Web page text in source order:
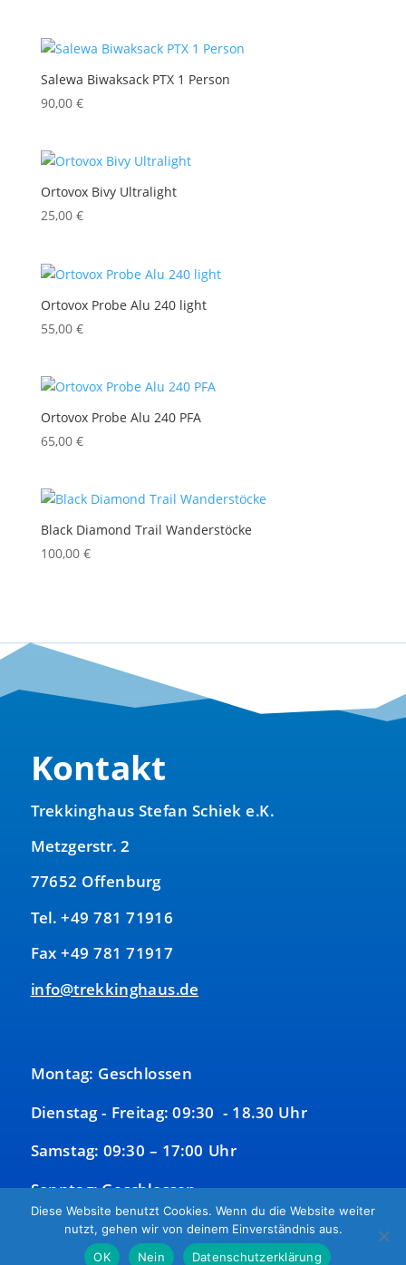
Salewa Biwaksack PTX 1 Person
90,00 €
Ortovox Bivy Ultralight
25,00 €
Ortovox Probe Alu 240 light
55,00 €
Ortovox Probe Alu 240 PFA
65,00 €
Black Diamond Trail Wanderstöcke
100,00 €
Kontakt
Trekkinghaus Stefan Schiek e.K.
Metzgerstr. 2
77652 Offenburg
Tel. +49 781 71916
Fax +49 781 71917
info@trekkinghaus.de
Montag: Geschlossen
Dienstag - Freitag: 09:30 - 18.30 Uhr
Samstag: 09:30 – 17:00 Uhr
Sonntag: Geschlossen
Diese Website benutzt Cookies. Wenn du die Website weiter
nutzt, gehen wir von deinem Einverständnis aus.
OK
Nein Datenschutzerklärung